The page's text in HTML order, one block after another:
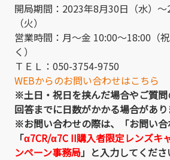
開局期間：2023年8月30日（水）
（火）
営業時間：月～金 10:00～18:00（
く）
ＴＥＬ：050-3754-9750
WEBからのお問い合わせはこちら
※土日・祝日を挟んだ場合やご質問
回答までに日数がかかる場合があり
※お問い合わせの際は、「お問い
「α7CR/α7C II購入者限定レンズキ
ンペーン事務局」と入力してくださ